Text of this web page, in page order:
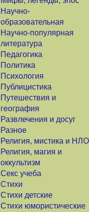
Научно-
образовательная
Научно-популярная
литература
Педагогика
Политика
Психология
Публицистика
Путешествия и
география
Развлечения и досуг
Разное
Религия, мистика и НЛО
Религия, магия и
оккультизм
Секс учеба
Стихи
Стихи детские
Стихи юмористические